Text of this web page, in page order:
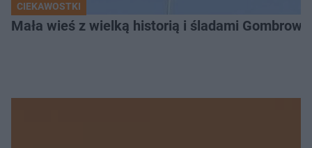
CIEKAWOSTKI
Mała wieś z wielką historią i śladami